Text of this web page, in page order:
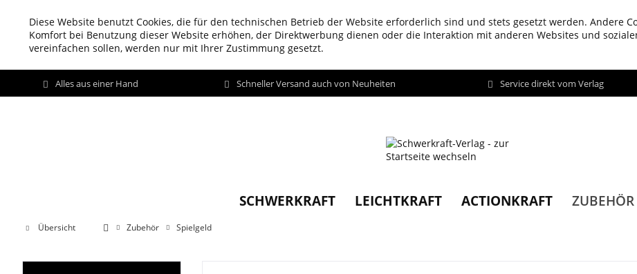
Diese Website benutzt Cookies, die für den technischen Betrieb der Website erforderlich sind und stets gesetzt werden. Andere
Komfort bei Benutzung dieser Website erhöhen, der Direktwerbung dienen oder die Interaktion mit anderen Websites und
vereinfachen sollen, werden nur mit Ihrer Zustimmung gesetzt.
Alles aus einer Hand Schneller Versand auch von Neuheiten Service direkt vom Verlag
SCHWERKRAFT LEICHTKRAFT ACTIONKRAFT ZUBEHÖR
Übersicht Zubehör Spielgeld